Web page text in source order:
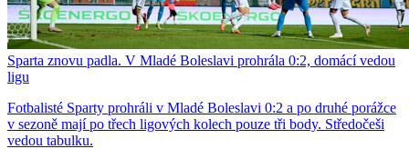
Sparta znovu padla. V Mladé Boleslavi prohrála 0:2, domácí vedou
ligu
Fotbalisté Sparty prohráli v Mladé Boleslavi 0:2 a po druhé porážce
v sezoně mají po třech ligových kolech pouze tři body. Středočeši
vedou tabulku.